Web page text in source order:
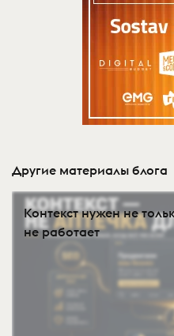
Другие материалы блога
Контекст нужен не
не работает